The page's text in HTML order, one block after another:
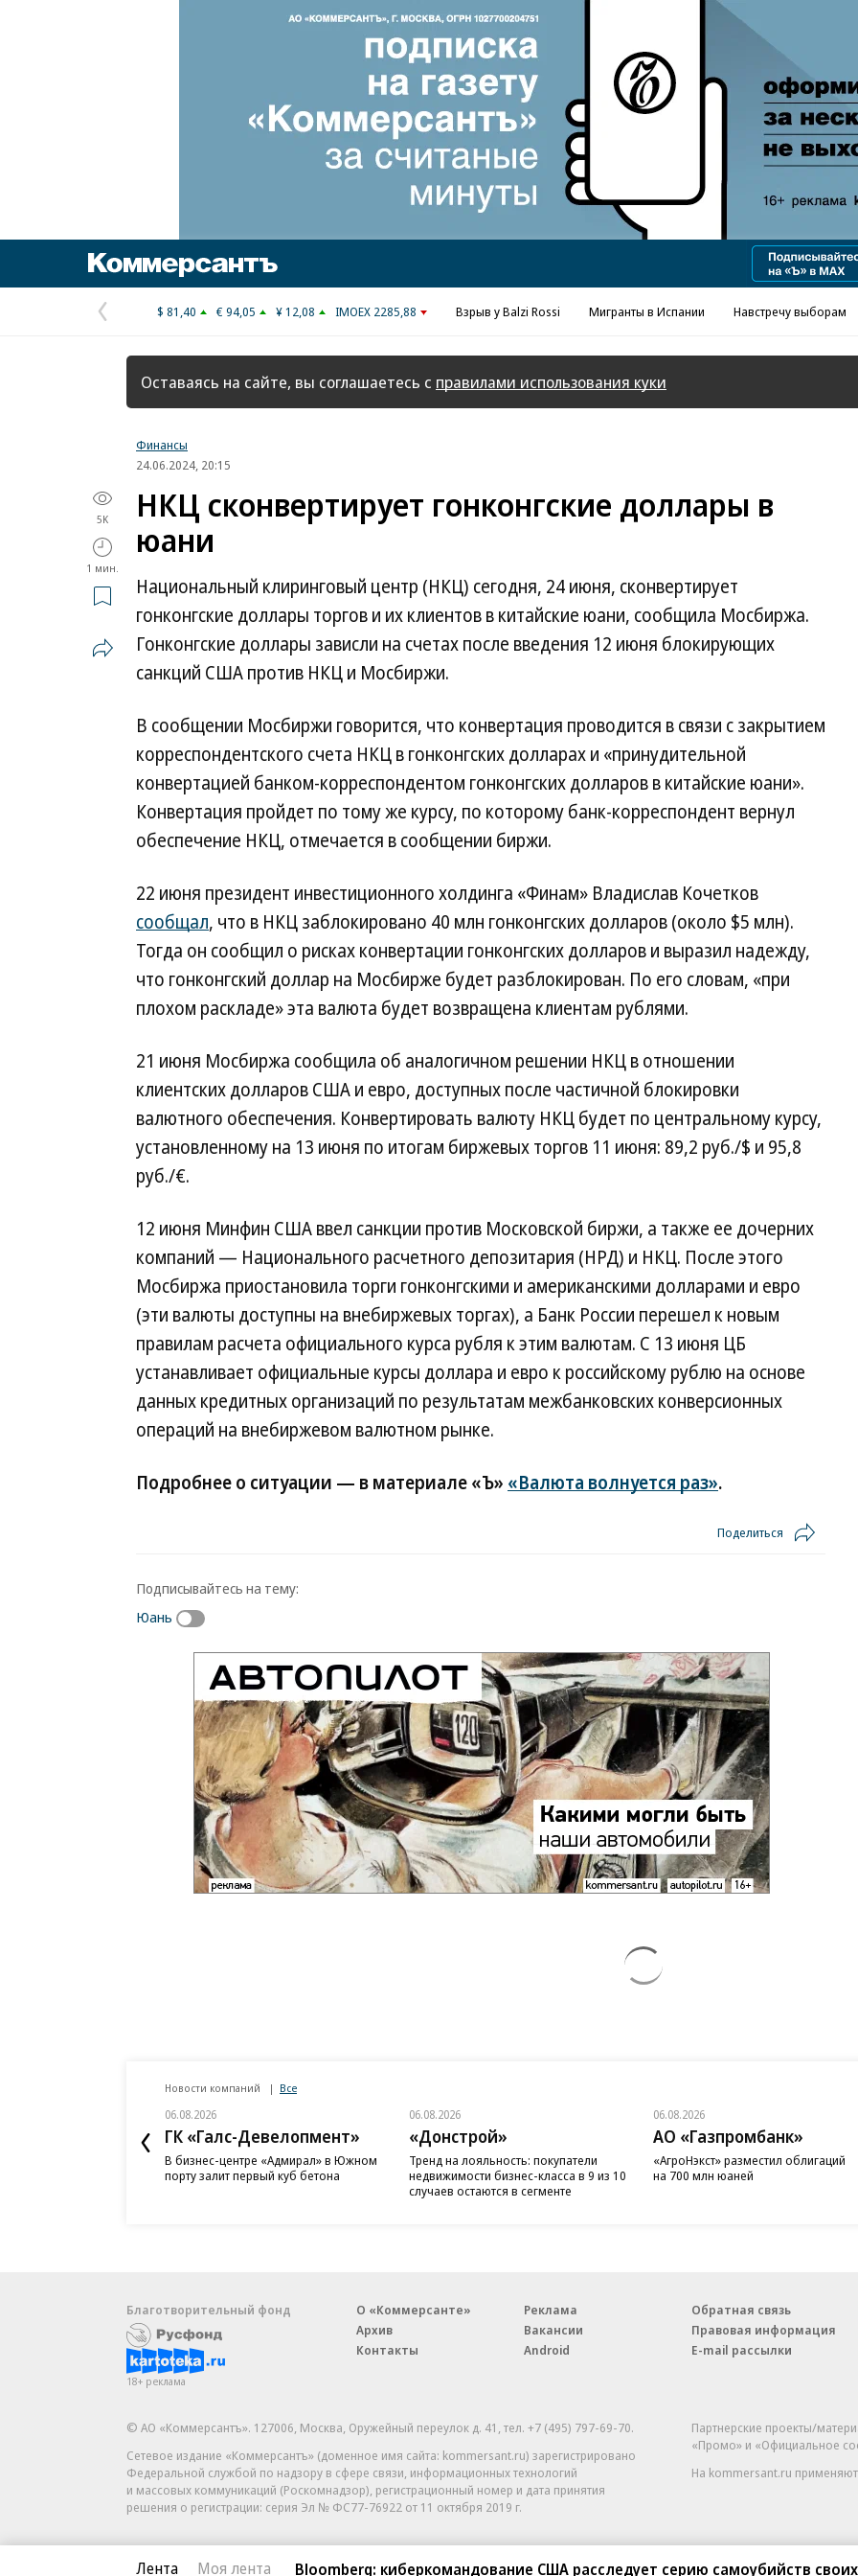
Реклама в «Ъ» www.kommersant.ru/ad
Предыдущая
страница
$ 81,40 € 94,05 ¥ 12,08 IMOEX 2285,88 Взрыв у Balzi Rossi Мигранты в Испании Навстречу выборам
Оставаясь на сайте, вы соглашаетесь с правилами использования куки
Финансы
24.06.2024, 20:15
5K
1 мин.
НКЦ сконвертирует гонконгские доллары в
юани
Национальный клиринговый центр (НКЦ) сегодня, 24 июня, сконвертирует
гонконгские доллары торгов и их клиентов в китайские юани, сообщила Мосбиржа.
Гонконгские доллары зависли на счетах после введения 12 июня блокирующих
санкций США против НКЦ и Мосбиржи.
В сообщении Мосбиржи говорится, что конвертация проводится в связи с закрытием
корреспондентского счета НКЦ в гонконгских долларах и «принудительной
конвертацией банком-корреспондентом гонконгских долларов в китайские юани».
Конвертация пройдет по тому же курсу, по которому банк-корреспондент вернул
обеспечение НКЦ, отмечается в сообщении биржи.
22 июня президент инвестиционного холдинга «Финам» Владислав Кочетков
сообщал, что в НКЦ заблокировано 40 млн гонконгских долларов (около $5 млн).
Тогда он сообщил о рисках конвертации гонконгских долларов и выразил надежду,
что гонконгский доллар на Мосбирже будет разблокирован. По его словам, «при
плохом раскладе» эта валюта будет возвращена клиентам рублями.
21 июня Мосбиржа сообщила об аналогичном решении НКЦ в отношении
клиентских долларов США и евро, доступных после частичной блокировки
валютного обеспечения. Конвертировать валюту НКЦ будет по центральному курсу,
установленному на 13 июня по итогам биржевых торгов 11 июня: 89,2 руб./$ и 95,8
руб./€.
12 июня Минфин США ввел санкции против Московской биржи, а также ее дочерних
компаний — Национального расчетного депозитария (НРД) и НКЦ. После этого
Мосбиржа приостановила торги гонконгскими и американскими долларами и евро
(эти валюты доступны на внебиржевых торгах), а Банк России перешел к новым
правилам расчета официального курса рубля к этим валютам. С 13 июня ЦБ
устанавливает официальные курсы доллара и евро к российскому рублю на основе
данных кредитных организаций по результатам межбанковских конверсионных
операций на внебиржевом валютном рынке.
Подробнее о ситуации — в материале «Ъ» «Валюта волнуется раз».
Поделиться
Подписывайтесь на тему:
Юань
Новости компаний Все
06.08.2026
ГК «Галс-Девелопмент»
В бизнес-центре «Адмирал» в Южном
порту залит первый куб бетона
06.08.2026
«Донстрой»
Тренд на лояльность: покупатели
недвижимости бизнес-класса в 9 из 10
случаев остаются в сегменте
06.08.2026
АО «Газпромбанк»
«АгроНэкст» разместил облигаций
на 700 млн юаней
Лента Моя лента Bloomberg: киберкомандование США расследует серию самоубийств
Благотворительный фонд
18+ реклама
О «Коммерсанте»
Архив
Контакты
Реклама
Вакансии
Android
Обратная связь
Правовая информация
E-mail рассылки
© АО «Коммерсантъ». 127006, Москва, Оружейный переулок д. 41,тел. +7 (495) 797-69-70.
Сетевое издание «Коммерсантъ» (доменное имя сайта: kommersant.ru) зарегистрировано
Федеральной службой по надзору в сфере связи, информационных технологий
и массовых коммуникаций (Роскомнадзор), регистрационный номер и дата принятия
решения о регистрации: серия Эл № ФС77-76922 от 11 октября 2019 г.
Партнерские проекты/
«Промо» и «Официальное
На kommersant.ru